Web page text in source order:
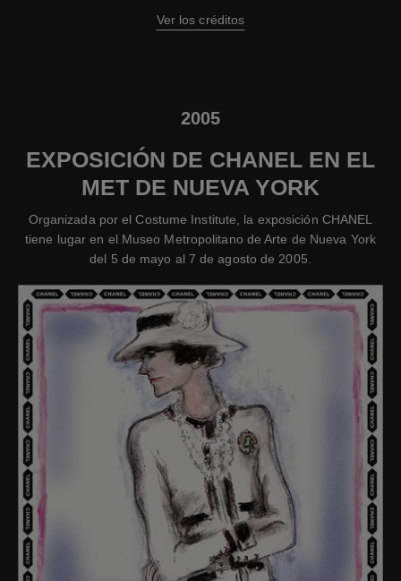
Ver los créditos
2005
EXPOSICIÓN DE CHANEL EN EL
MET DE NUEVA YORK
Organizada por el Costume Institute, la exposición CHANEL
tiene lugar en el Museo Metropolitano de Arte de Nueva York
del 5 de mayo al 7 de agosto de 2005.